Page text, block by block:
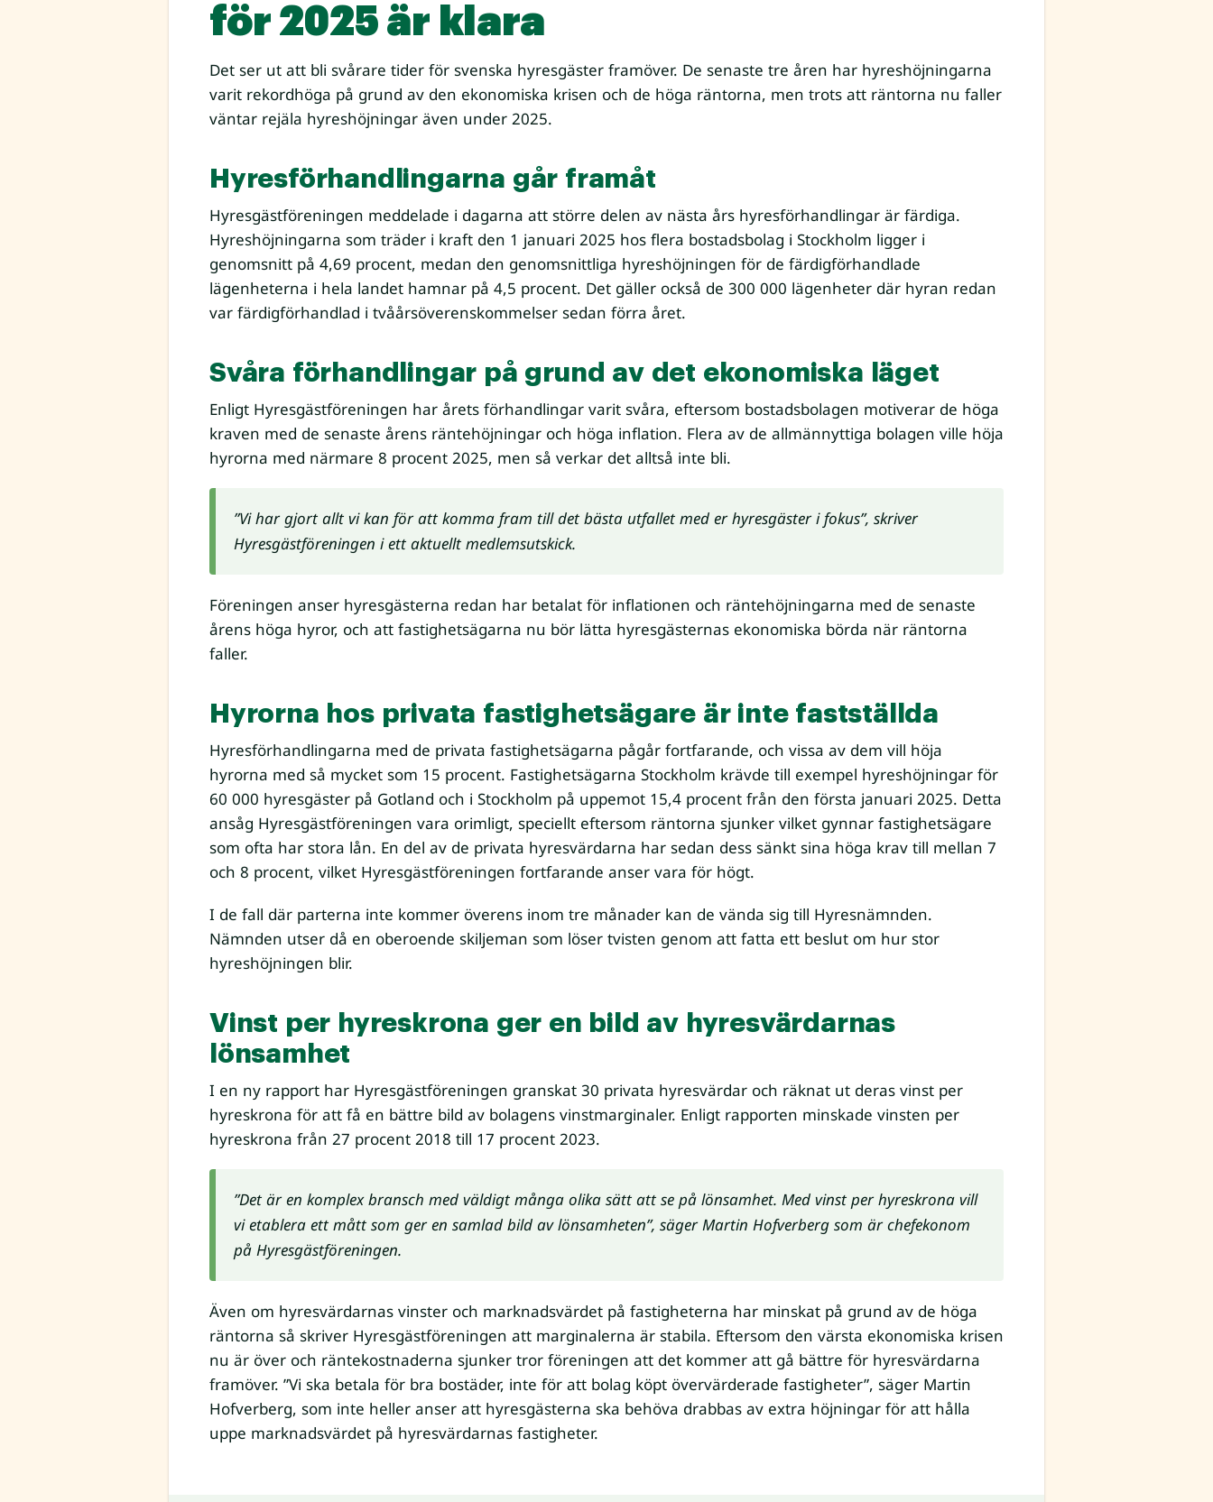
för 2025 är klara
Det ser ut att bli svårare tider för svenska hyresgäster framöver. De senaste tre åren har hyreshöjningarna
varit rekordhöga på grund av den ekonomiska krisen och de höga räntorna, men trots att räntorna nu faller
väntar rejäla hyreshöjningar även under 2025.
Hyresförhandlingarna går framåt
Hyresgästföreningen meddelade i dagarna att större delen av nästa års hyresförhandlingar är färdiga.
Hyreshöjningarna som träder i kraft den 1 januari 2025 hos flera bostadsbolag i Stockholm ligger i
genomsnitt på 4,69 procent, medan den genomsnittliga hyreshöjningen för de färdigförhandlade
lägenheterna i hela landet hamnar på 4,5 procent. Det gäller också de 300 000 lägenheter där hyran redan
var färdigförhandlad i tvåårsöverenskommelser sedan förra året.
Svåra förhandlingar på grund av det ekonomiska läget
Enligt Hyresgästföreningen har årets förhandlingar varit svåra, eftersom bostadsbolagen motiverar de höga
kraven med de senaste årens räntehöjningar och höga inflation. Flera av de allmännyttiga bolagen ville höja
hyrorna med närmare 8 procent 2025, men så verkar det alltså inte bli.
”Vi har gjort allt vi kan för att komma fram till det bästa utfallet med er hyresgäster i fokus”, skriver
Hyresgästföreningen i ett aktuellt medlemsutskick.
Föreningen anser hyresgästerna redan har betalat för inflationen och räntehöjningarna med de senaste
årens höga hyror, och att fastighetsägarna nu bör lätta hyresgästernas ekonomiska börda när räntorna
faller.
Hyrorna hos privata fastighetsägare är inte fastställda
Hyresförhandlingarna med de privata fastighetsägarna pågår fortfarande, och vissa av dem vill höja
hyrorna med så mycket som 15 procent. Fastighetsägarna Stockholm krävde till exempel hyreshöjningar för
60 000 hyresgäster på Gotland och i Stockholm på uppemot 15,4 procent från den första januari 2025. Detta
ansåg Hyresgästföreningen vara orimligt, speciellt eftersom räntorna sjunker vilket gynnar fastighetsägare
som ofta har stora lån. En del av de privata hyresvärdarna har sedan dess sänkt sina höga krav till mellan 7
och 8 procent, vilket Hyresgästföreningen fortfarande anser vara för högt.
I de fall där parterna inte kommer överens inom tre månader kan de vända sig till Hyresnämnden.
Nämnden utser då en oberoende skiljeman som löser tvisten genom att fatta ett beslut om hur stor
hyreshöjningen blir.
Vinst per hyreskrona ger en bild av hyresvärdarnas
lönsamhet
I en ny rapport har Hyresgästföreningen granskat 30 privata hyresvärdar och räknat ut deras vinst per
hyreskrona för att få en bättre bild av bolagens vinstmarginaler. Enligt rapporten minskade vinsten per
hyreskrona från 27 procent 2018 till 17 procent 2023.
”Det är en komplex bransch med väldigt många olika sätt att se på lönsamhet. Med vinst per hyreskrona vill
vi etablera ett mått som ger en samlad bild av lönsamheten”, säger Martin Hofverberg som är chefekonom
på Hyresgästföreningen.
Även om hyresvärdarnas vinster och marknadsvärdet på fastigheterna har minskat på grund av de höga
räntorna så skriver Hyresgästföreningen att marginalerna är stabila. Eftersom den värsta ekonomiska krisen
nu är över och räntekostnaderna sjunker tror föreningen att det kommer att gå bättre för hyresvärdarna
framöver. ”Vi ska betala för bra bostäder, inte för att bolag köpt övervärderade fastigheter”, säger Martin
Hofverberg, som inte heller anser att hyresgästerna ska behöva drabbas av extra höjningar för att hålla
uppe marknadsvärdet på hyresvärdarnas fastigheter.